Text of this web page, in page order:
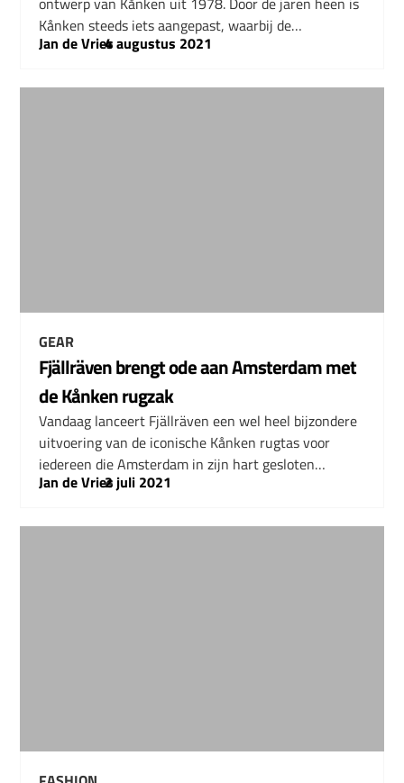
Kånken steeds iets aangepast, waarbij de…
Jan de Vries
–
4 augustus 2021
GEAR
Fjällräven brengt ode aan Amsterdam met
de Kånken rugzak
Vandaag lanceert Fjällräven een wel heel bijzondere
uitvoering van de iconische Kånken rugtas voor
iedereen die Amsterdam in zijn hart gesloten…
Jan de Vries
–
2 juli 2021